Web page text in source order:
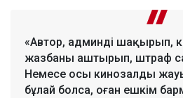
«Автор, админді шақырып,
жазбаны аштырып, штраф
Немесе осы кинозалды
бұлай болса, оған ешкім